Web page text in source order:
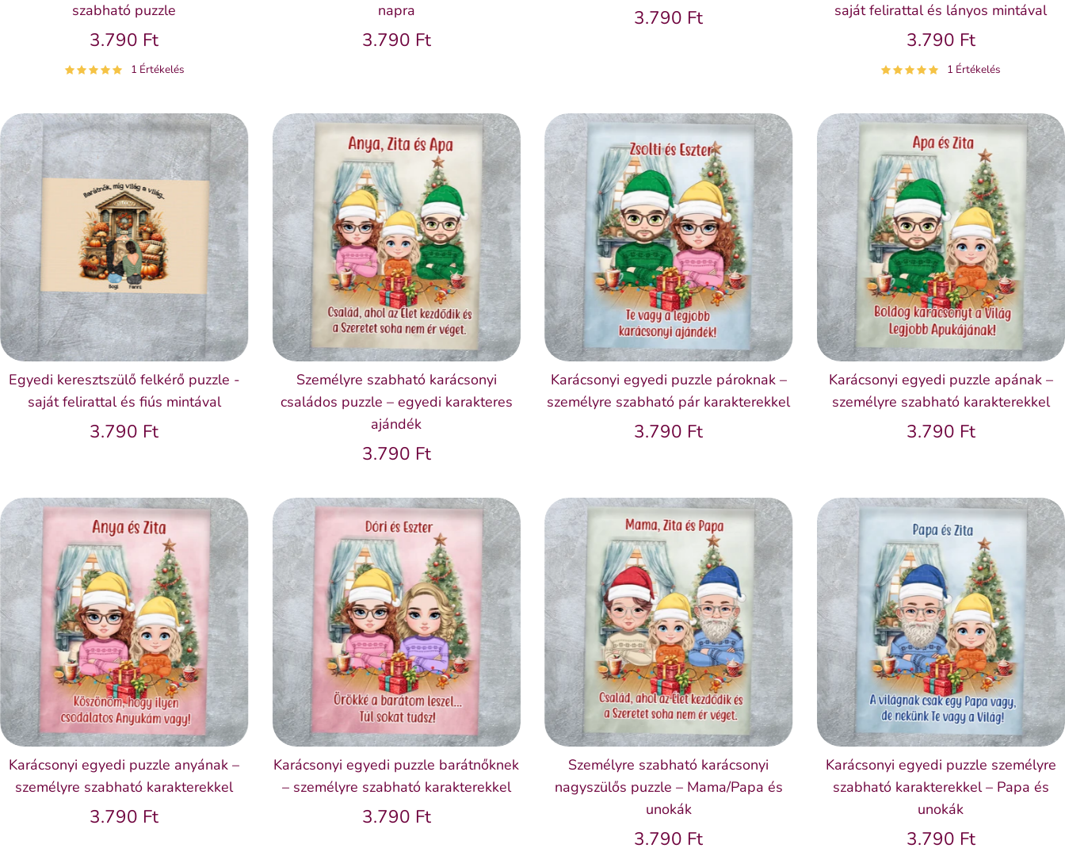
szabható puzzle
3.790 Ft
1 Értékelés
napra
3.790 Ft
3.790 Ft
saját felirattal és lányos mintával
3.790 Ft
1 Értékelés
Egyedi keresztszülő felkérő puzzle -
saját felirattal és fiús mintával
3.790 Ft
Személyre szabható karácsonyi
családos puzzle – egyedi karakteres
ajándék
3.790 Ft
Karácsonyi egyedi puzzle pároknak –
személyre szabható pár karakterekkel
3.790 Ft
Karácsonyi egyedi puzzle apának –
személyre szabható karakterekkel
3.790 Ft
Karácsonyi egyedi puzzle anyának –
személyre szabható karakterekkel
3.790 Ft
Karácsonyi egyedi puzzle barátnőknek
– személyre szabható karakterekkel
3.790 Ft
Személyre szabható karácsonyi
nagyszülős puzzle – Mama/Papa és
unokák
3.790 Ft
Karácsonyi egyedi puzzle személyre
szabható karakterekkel – Papa és
unokák
3.790 Ft